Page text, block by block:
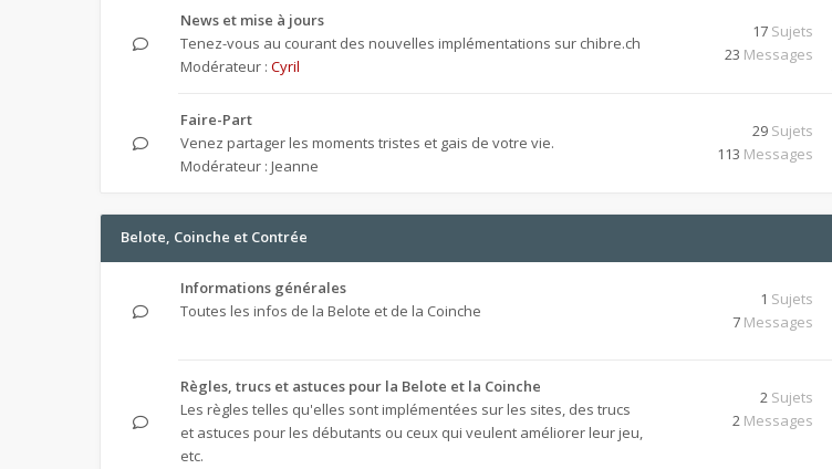
News et mise à jours
Tenez-vous au courant des nouvelles implémentations sur chibre.ch
Modérateur : Cyril
17 Sujets
23 Messages
Faire-Part
Venez partager les moments tristes et gais de votre vie.
Modérateur : Jeanne
29 Sujets
113 Messages
Belote, Coinche et Contrée
Informations générales
Toutes les infos de la Belote et de la Coinche
1 Sujets
7 Messages
Règles, trucs et astuces pour la Belote et la Coinche
Les règles telles qu'elles sont implémentées sur les sites, des trucs
et astuces pour les débutants ou ceux qui veulent améliorer leur jeu,
etc.
2 Sujets
2 Messages